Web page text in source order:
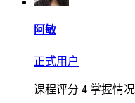
阿敏
正式用户
课程评分 4 掌握情况